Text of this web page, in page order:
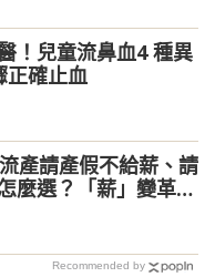
！兒童流鼻血4 種異
正確止血
產請產假不給薪、請
麼選？「薪」變革最
Recommended by